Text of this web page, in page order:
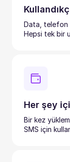
Data, telefon
Hepsi tek bir
Her şey
Bir kez
SMS için